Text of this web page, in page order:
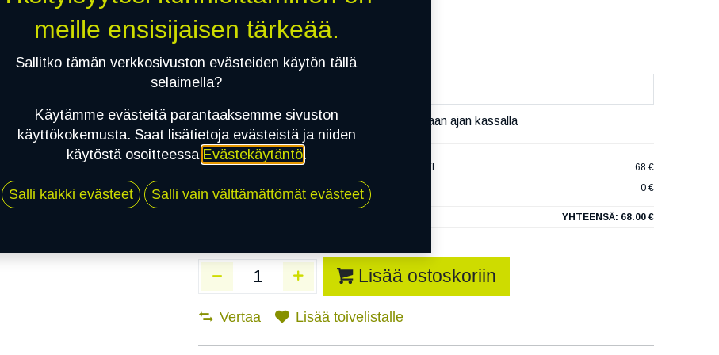
Asennuspalvelu
Mikäli valitset asennuksen, pääset varaamaan ajan kassalla
1X 195/55R20 95H WESTLAKE ZUPERECO Z-107 XL
68 €
EI ASENNUSTA
0 €
YHTEENSÄ: 68.00 €
Lisää ostoskoriin
Vertaa Lisää toivelistalle
meille ensisijaisen tärkeää.
Sallitko tämän verkkosivuston evästeiden käytön tällä
selaimella?
Käytämme evästeitä parantaaksemme sivuston
käyttökokemusta. Saat lisätietoja evästeistä ja niiden
käytöstä osoitteessa Evästekäytäntö.
Salli kaikki evästeet Salli vain välttämättömät evästeet